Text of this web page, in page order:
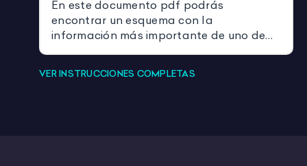
En este documento pdf podrás
encontrar un esquema con la
información más importante de uno de
perfecto para acompañaros en vuestro
VER INSTRUCCIONES COMPLETAS